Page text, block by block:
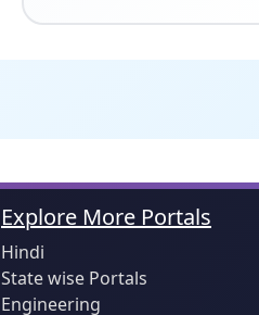
Explore More Portals
Hindi
State wise Portals
Engineering